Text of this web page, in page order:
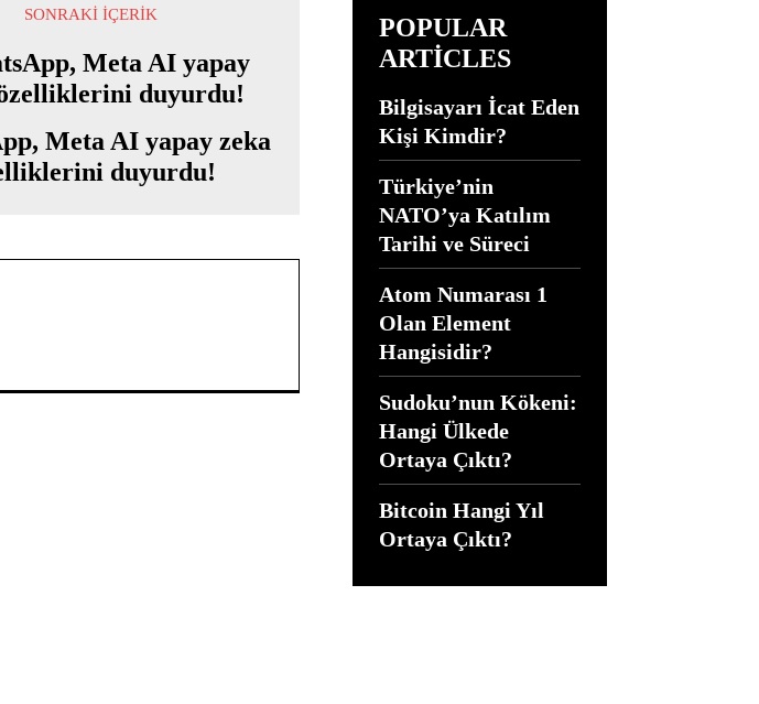
SONRAKI İÇERIK
Meta AI yapay zeka
duyurdu!
POPULAR
ARTICLES
Bilgisayarı İcat Eden
Kişi Kimdir?
Türkiye’nin
NATO’ya Katılım
Tarihi ve Süreci
Atom Numarası 1
Olan Element
Hangisidir?
Sudoku’nun Kökeni:
Hangi Ülkede
Ortaya Çıktı?
Bitcoin Hangi Yıl
Ortaya Çıktı?